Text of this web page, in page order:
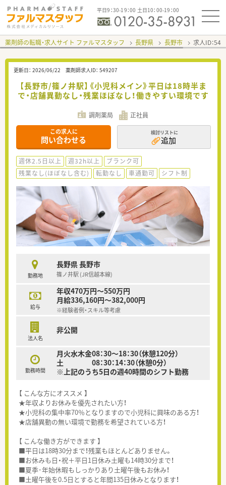
平日9：30-19：00 土日10：00-19：00
薬剤師の転職・求人サイト ファルマスタッフ 長野県 長野市 求人ID：
更新日： 2026/06/22 薬剤師求人ID： 549207
【長野市/篠ノ井駅】《小児科メイン》平日は18時半ま
で・店舗異動なし・残業ほぼなし！働きやすい環境です
調剤薬局 正社員
この求人に
問い合わせる
検討リストに
追加
週休2.5日以上 週32h以上
ブランク可
残業なし(ほぼなし含む)
転勤なし 車通勤可 シフト制
勤務地
長野県 長野市
篠ノ井駅 (JR信越本線)
給与
年収470万円～550万円
月給336,160円～382,000円
※経験者例・スキル等考慮
法人名
非公開
勤務時間
月火水木金08：30～18：30（休憩120分）
土 08：30：14：30（休憩0分）
※上記のうち5日の週40時間のシフト勤務
【 こんな方にオススメ 】
★年収よりお休みを優先されたい方！
★小児科の集中率70％となりますので小児科に興味のある方！
★店舗異動の無い環境で勤務を希望されている方！
【 こんな働き方ができます 】
■平日は18時30分まで！残業もほとんどありません。
■お休みも日・祝＋平日1日休み土曜も14時30分まで！
■夏季･年始休暇もしっかりあり土曜午後もお休み！
■土曜午後を0.5日とすると年間135日休みとなります！